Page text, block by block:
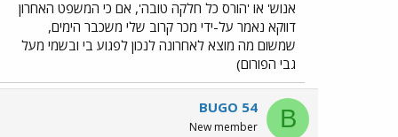
אנוש' או 'הורס כל חלקה טובה', אם כי המשפט האחרון
דווקא נאמר על-ידי מכר קרוב שלי משכבר הימים,
שמשום מה מוצא לאחרונה לנכון לפגוע בי ובשמי מעל
גבי הפורום)
B
BUGO 54
New member